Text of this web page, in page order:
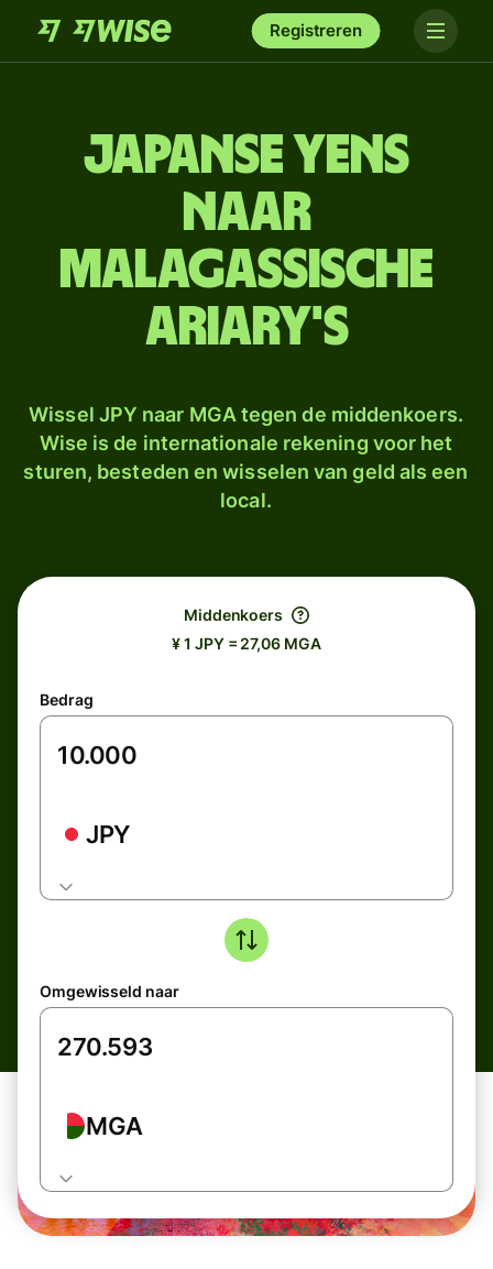
Registreren
Japanse yens
naar
Malagassische
ariary's
Wissel JPY naar MGA tegen de middenkoers.
Wise is de internationale rekening voor het
sturen, besteden en wisselen van geld als een
local.
Middenkoers
¥ 1 JPY = 27,06 MGA
Bedrag
JPY
Omgewisseld naar
MGA